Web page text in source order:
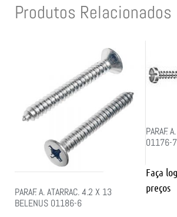
Produtos Relacionados
PARAF. A. ATARRAC. 4.2 X 13
BELENUS 01186-6
PARAF.
01176-7
Faça
preços